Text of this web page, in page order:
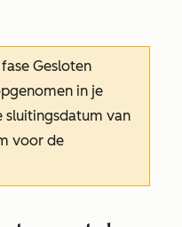
Gesloten
in je
sluitingsdatum van
voor de